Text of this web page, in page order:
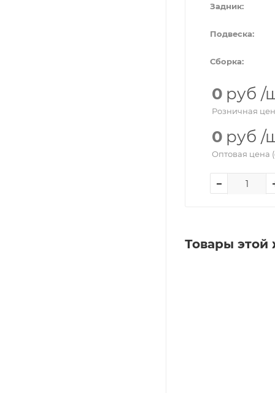
Задник:
Подвеска:
Сборка:
0 руб /
Розничная
0 руб /
Оптовая цена
Товары этой